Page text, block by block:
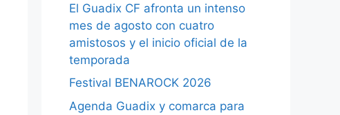
El Guadix CF afronta un intenso
mes de agosto con cuatro
amistosos y el inicio oficial de la
temporada
Festival BENAROCK 2026
Agenda Guadix y comarca para